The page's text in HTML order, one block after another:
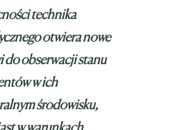
technika
otwiera nowe
do obserwacji stanu
w ich
środowisku,
w warunkach